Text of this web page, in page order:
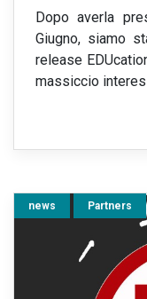
Dopo averla
Giugno, siamo
release
massiccio
news Partners